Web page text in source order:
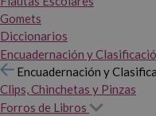
Gomets
Diccionarios
Encuadernación y
Encuadernación y
Clips, Chinchetas y Pinzas
Forros de Libros